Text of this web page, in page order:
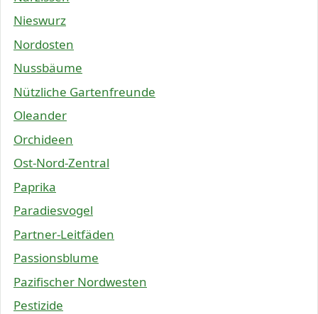
Nieswurz
Nordosten
Nussbäume
Nützliche Gartenfreunde
Oleander
Orchideen
Ost-Nord-Zentral
Paprika
Paradiesvogel
Partner-Leitfäden
Passionsblume
Pazifischer Nordwesten
Pestizide